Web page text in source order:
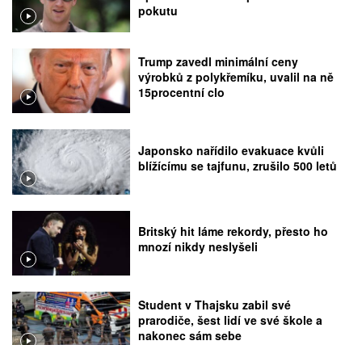
pokutu
Trump zavedl minimální ceny
výrobků z polykřemíku, uvalil na ně
15procentní clo
Japonsko nařídilo evakuace kvůli
blížícímu se tajfunu, zrušilo 500 letů
Britský hit láme rekordy, přesto ho
mnozí nikdy neslyšeli
Student v Thajsku zabil své
prarodiče, šest lidí ve své škole a
nakonec sám sebe